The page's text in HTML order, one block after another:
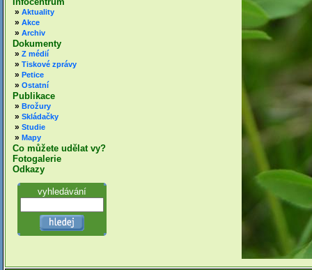
» Aktuality
» Akce
» Archiv
Dokumenty
» Z médií
» Tiskové zprávy
» Petice
» Ostatní
Publikace
» Brožury
» Skládačky
» Studie
» Mapy
Co můžete udělat vy?
Fotogalerie
Odkazy
vyhledávání